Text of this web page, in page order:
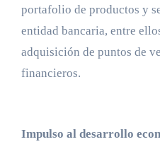
portafolio de productos y
entidad bancaria, entre
adquisición de puntos de
financieros.
Impulso al desarrollo